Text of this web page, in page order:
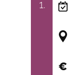
1